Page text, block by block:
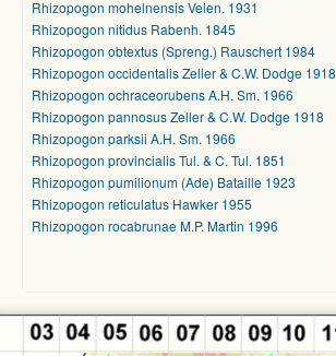
Rhizopogon mohelnensis Velen. 1931
Rhizopogon nitidus Rabenh. 1845
Rhizopogon obtextus (Spreng.) Rauschert 1984
Rhizopogon occidentalis Zeller & C.W. Dodge 1918
Rhizopogon ochraceorubens A.H. Sm. 1966
Rhizopogon pannosus Zeller & C.W. Dodge 1918
Rhizopogon parksii A.H. Sm. 1966
Rhizopogon provincialis Tul. & C. Tul. 1851
Rhizopogon pumilionum (Ade) Bataille 1923
Rhizopogon reticulatus Hawker 1955
Rhizopogon rocabrunae M.P. Martin 1996